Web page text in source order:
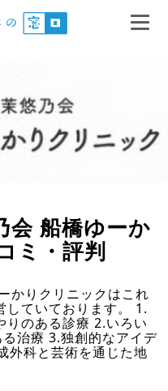
会 船橋ゆーか
ミ・評判
かりクリニックはこれ
していております。 1.
りのある診療 2.いろい
治療 3.独創的なアイデ
外科と芸術を通じた地